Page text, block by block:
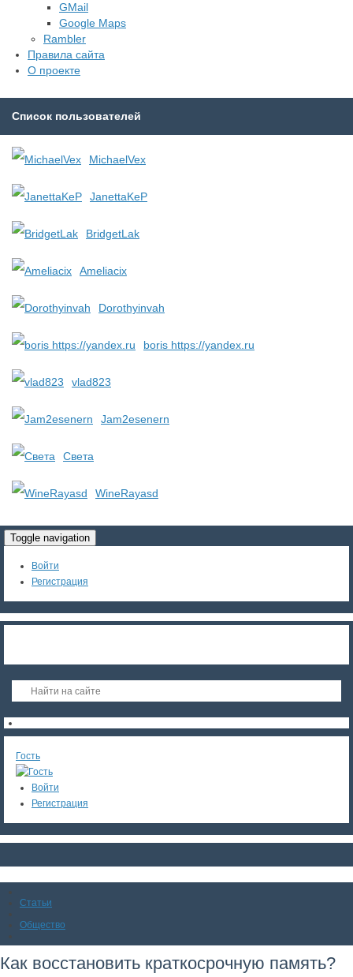
GMail
Google Maps
Rambler
Правила сайта
О проекте
Список пользователей
MichaelVex
JanettaKeP
BridgetLak
Ameliacix
Dorothyinvah
boris https://yandex.ru
vlad823
Jam2esenern
Света
WineRayasd
Toggle navigation
Войти
Регистрация
Гость
Войти
Регистрация
Статьи
Общество
Как восстановить краткосрочную память?